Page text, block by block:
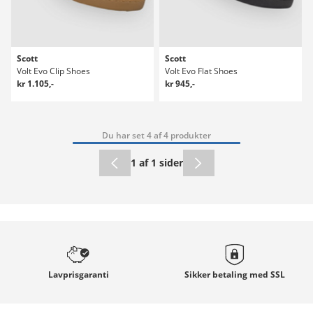
Scott
Volt Evo Clip Shoes
kr 1.105,-
Scott
Volt Evo Flat Shoes
kr 945,-
Du har set 4 af 4 produkter
1 af 1 sider
Lavprisgaranti Sikker betaling med SSL